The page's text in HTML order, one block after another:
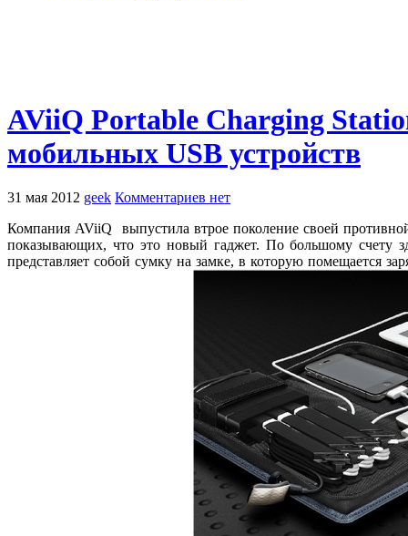
AViiQ Portable Charging
мобильных USB устройств
31 мая 2012 geek Комментариев нет
Компания AViiQ выпустила втрое поколение своей
показывающих, что это новый гаджет. По большому счету
представляет собой сумку на замке, в которую помещается